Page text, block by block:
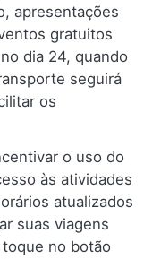
apresentações
gratuitos
dia 24, quando
seguirá
os
o uso do
às atividades
atualizados
suas viagens
no botão